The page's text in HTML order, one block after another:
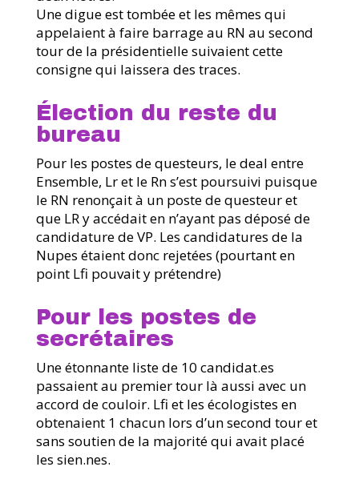
Une digue est tombée et les mêmes qui
appelaient à faire barrage au RN au second
tour de la présidentielle suivaient cette
consigne qui laissera des traces.
Élection du reste du
bureau
Pour les postes de questeurs, le deal entre
Ensemble, Lr et le Rn s’est poursuivi puisque
le RN renonçait à un poste de questeur et
que LR y accédait en n’ayant pas déposé de
candidature de VP. Les candidatures de la
Nupes étaient donc rejetées (pourtant en
point Lfi pouvait y prétendre)
Pour les postes de
secrétaires
Une étonnante liste de 10 candidat.es
passaient au premier tour là aussi avec un
accord de couloir. Lfi et les écologistes en
obtenaient 1 chacun lors d’un second tour et
sans soutien de la majorité qui avait placé
les sien.nes.